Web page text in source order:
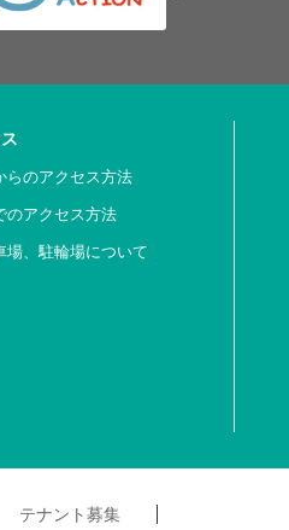
らのアクセス方法
のアクセス方法
場、駐輪場について
テナント募集